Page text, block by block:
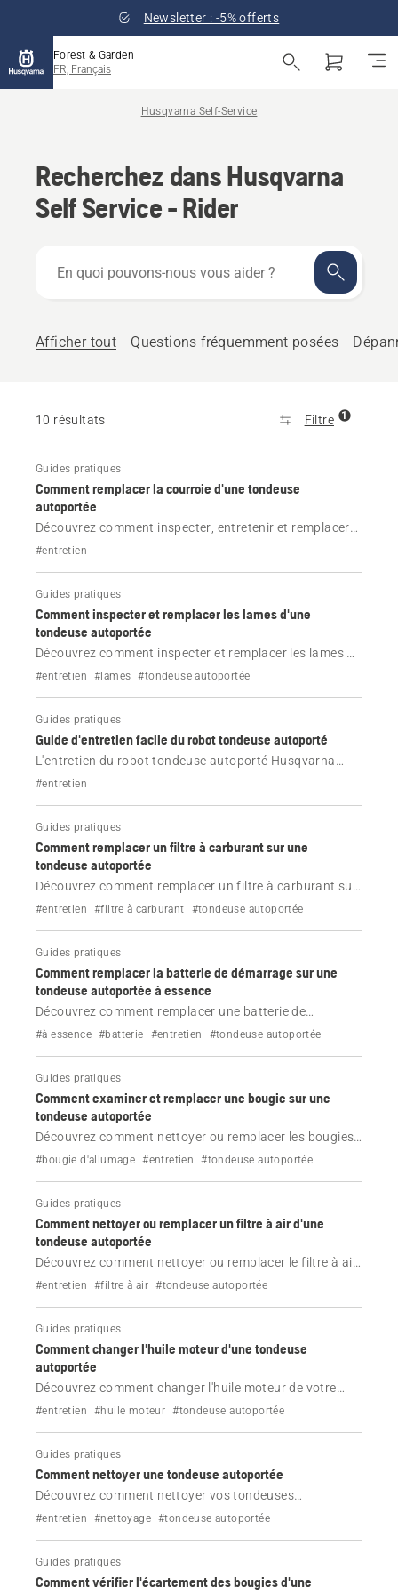
Newsletter : -5% offerts
Forest & Garden
FR, Français
Husqvarna Self-Service
Recherchez dans Husqvarna
Self Service - Rider
quoi
vous
Afficher tout Questions fréquemment posées
10 résultats Filtre 1
Guides pratiques
Comment remplacer la courroie d'une tondeuse
autoportée
Découvrez comment inspecter, entretenir et remplacer
la courroie de votre tondeuse autoportée Husqvarna.
une tonte efficace.
#entretien
Guides pratiques
Comment inspecter et remplacer les lames d'une
tondeuse autoportée
Découvrez comment inspecter et remplacer les lames de
coupe de votre tondeuse autoportée Husqvarna.
#entretien #lames #tondeuse autoportée
Guides pratiques
Guide d'entretien facile du robot tondeuse autoporté
L'entretien du robot tondeuse autoporté Husqvarna
devient un jeu d'enfant. Découvrez ce que vous pouvez
coupe optimales.
#entretien
Guides pratiques
Comment remplacer un filtre à carburant sur une
tondeuse autoportée
Découvrez comment remplacer un filtre à carburant sur
votre tondeuse autoportée Husqvarna.
#entretien #filtre à carburant #tondeuse autoportée
Guides pratiques
Comment remplacer la batterie de démarrage sur une
tondeuse autoportée à essence
Découvrez comment remplacer une batterie de
démarrage sur une tondeuse autoportée à essence en
#à essence #batterie #entretien #tondeuse autoportée
Guides pratiques
Comment examiner et remplacer une bougie sur une
tondeuse autoportée
Découvrez comment nettoyer ou remplacer les bougies
de votre tondeuse autoportée.
#bougie d'allumage #entretien #tondeuse autoportée
Guides pratiques
Comment nettoyer ou remplacer un filtre à air d'une
tondeuse autoportée
Découvrez comment nettoyer ou remplacer le filtre à air
de votre tondeuse autoportée Husqvarna.
#entretien #filtre à air #tondeuse autoportée
Guides pratiques
Comment changer l'huile moteur d'une tondeuse
autoportée
Découvrez comment changer l'huile moteur de votre
tondeuse autoportée Husqvarna.
#entretien #huile moteur #tondeuse autoportée
Guides pratiques
Comment nettoyer une tondeuse autoportée
Découvrez comment nettoyer vos tondeuses
autoportées Husqvarna.
#entretien #nettoyage #tondeuse autoportée
Guides pratiques
Comment vérifier l'écartement des bougies d'une